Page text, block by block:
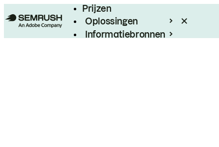
Prijzen
Oplossingen
Informatiebronnen